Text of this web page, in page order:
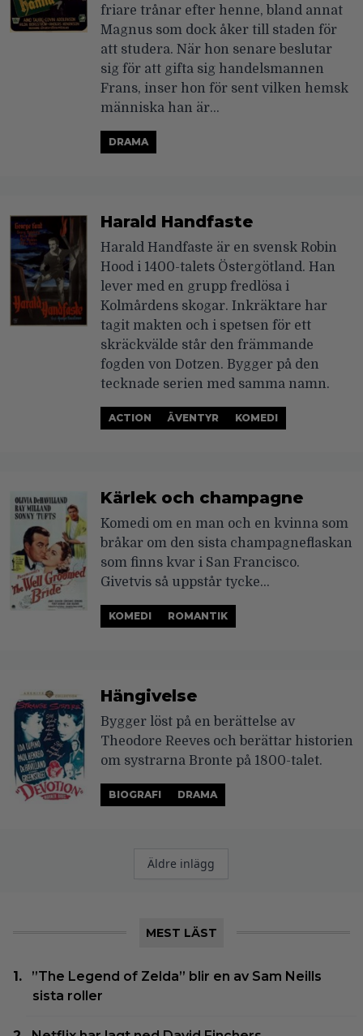
friare trånar efter henne, bland annat
Magnus som dock åker till staden för
att studera. När hon senare beslutar
sig för att gifta sig handelsmannen
Frans, inser hon för sent vilken hemsk
människa han är…
DRAMA
Harald Handfaste
Harald Handfaste är en svensk Robin
Hood i 1400-talets Östergötland. Han
lever med en grupp fredlösa i
Kolmårdens skogar. Inkräktare har
tagit makten och i spetsen för ett
skräckvälde står den främmande
fogden von Dotzen. Bygger på den
tecknade serien med samma namn.
ACTION ÄVENTYR KOMEDI
Kärlek och champagne
Komedi om en man och en kvinna som
bråkar om den sista champagneflaskan
som finns kvar i San Francisco.
Givetvis så uppstår tycke…
KOMEDI ROMANTIK
Hängivelse
Bygger löst på en berättelse av
Theodore Reeves och berättar historien
om systrarna Bronte på 1800-talet.
BIOGRAFI DRAMA
Inläggsnavigering
Äldre inlägg
MEST LÄST
”The Legend of Zelda” blir en av Sam Neills
sista roller